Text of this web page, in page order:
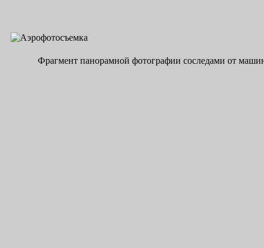
Фрагмент панорамной фотографии соследами от